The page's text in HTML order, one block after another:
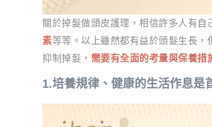
關於掉髮做頭皮護理，相信許多人有自
素等等。以上雖然都有益於頭髮生長
抑制掉髮， 需要有全面的考量與保養措
1.培養規律、健康的生活作息是